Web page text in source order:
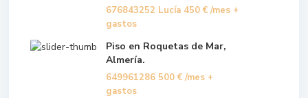
676843252 Lucía 450 € /mes +
gastos
Piso en Roquetas de Mar,
Almería.
649961286 500 € /mes +
gastos